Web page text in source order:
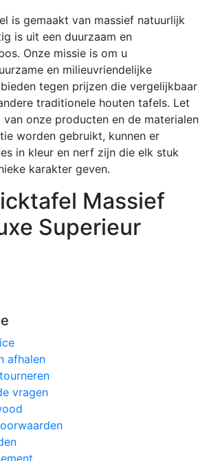
is gemaakt van massief natuurlijk
is uit een duurzaam en
Onze missie is om u
en milieuvriendelijke
tegen prijzen die vergelijkbaar
traditionele houten tafels. Let
onze producten en de materialen
worden gebruikt, kunnen er
in kleur en nerf zijn die elk stuk
karakter geven.
Massief
Superieur
afhalen
vragen